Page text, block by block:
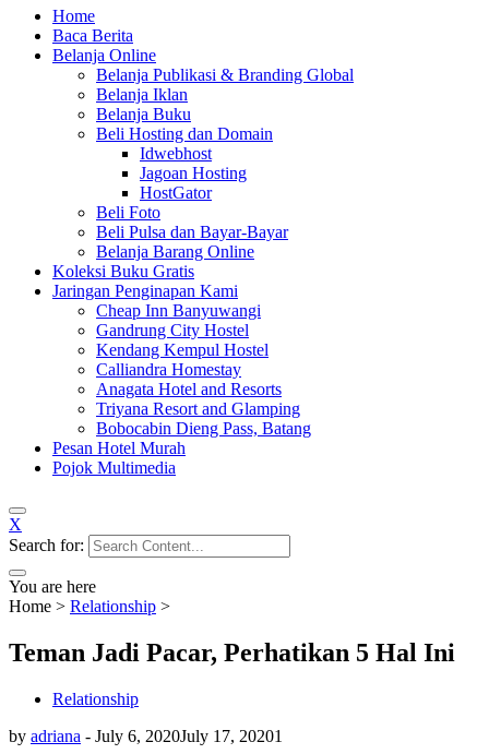
Home
Baca Berita
Belanja Online
Belanja Publikasi & Branding Global
Belanja Iklan
Belanja Buku
Beli Hosting dan Domain
Idwebhost
Jagoan Hosting
HostGator
Beli Foto
Beli Pulsa dan Bayar-Bayar
Belanja Barang Online
Koleksi Buku Gratis
Jaringan Penginapan Kami
Cheap Inn Banyuwangi
Gandrung City Hostel
Kendang Kempul Hostel
Calliandra Homestay
Anagata Hotel and Resorts
Triyana Resort and Glamping
Bobocabin Dieng Pass, Batang
Pesan Hotel Murah
Pojok Multimedia
X
Search for:
You are here
Home > Relationship >
Teman Jadi Pacar, Perhatikan 5 Hal Ini
Relationship
by adriana - July 6, 2020July 17, 20201